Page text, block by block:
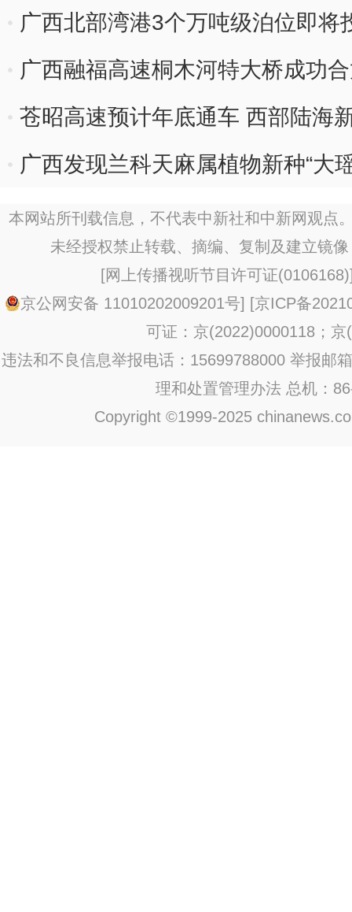
广西北部湾港3个万吨级泊位即将
广西融福高速桐木河特大桥成功
苍昭高速预计年底通车 西部陆海
走廊”
广西发现兰科天麻属植物新种“大
本网站所刊载信息，不代表中新社和中新网观点
未经授权禁止转载、摘编、复制及建立镜
[网上传播视听节目许可证(0106168)
京公网安备 11010202009201号] [京ICP备
可证：京(2022)0000118；京
违法和不良信息举报电话：15699788000 举报邮
理和处置管理办法 总机：
Copyright ©1999-2025